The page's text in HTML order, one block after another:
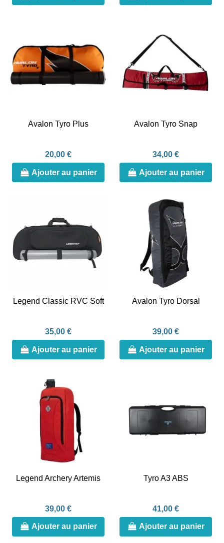
Avalon Tyro Plus
20,00 €
Ajouter au panier
Avalon Tyro Snap
34,00 €
Ajouter au panier
Legend Classic RVC Soft
35,00 €
Ajouter au panier
Avalon Tyro Dorsal
39,00 €
Ajouter au panier
Legend Archery Artemis
39,00 €
Ajouter au panier
Tyro A3 ABS
41,00 €
Ajouter au panier